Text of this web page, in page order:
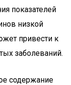
показателей
низкой
привести к
заболеваний.
содержание